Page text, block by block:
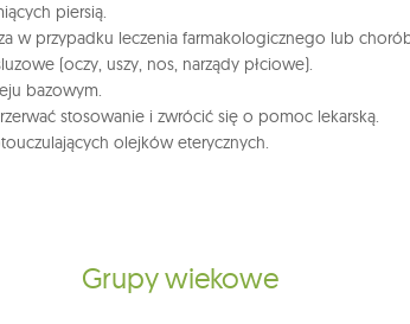
piersią.
w przypadku leczenia farmakologicznego lub
(oczy, uszy, nos, narządy płciowe).
bazowym.
stosowanie i zwrócić się o pomoc lekarską.
olejków eterycznych.
Grupy wiekowe